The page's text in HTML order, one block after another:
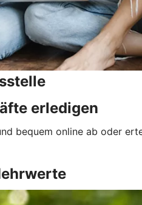
erledigen
bequem online ab oder